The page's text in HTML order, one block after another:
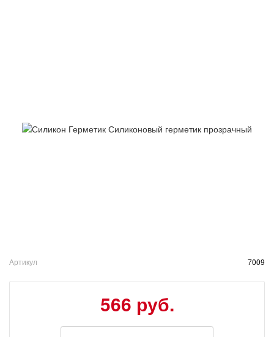
Артикул 7009
566 руб.